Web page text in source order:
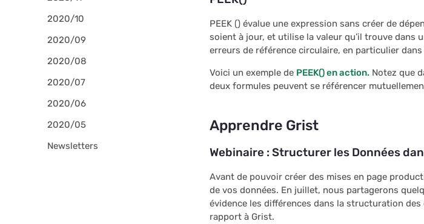
2020/10
2020/09
2020/08
2020/07
2020/06
2020/05
Newsletters
PEEK () évalue une expression sans créer de
soient à jour, et utilise la valeur qu’il trouve dans
erreurs de référence circulaire, en particulier
Voici un exemple de PEEK() en action. Notez que
deux formules peuvent se référencer
Apprendre Grist
Webinaire : Structurer les Données
Avant de pouvoir créer des mises en page
de vos données. En juillet, nous partagerons
évidence les différences dans la structuration
rapport à Grist.